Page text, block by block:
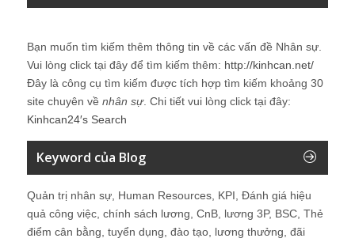
Bạn muốn tìm kiếm thêm thông tin về các vấn đề Nhân sự
Vui lòng click tại đây để tìm kiếm thêm: http://kinhcan.net/
Đây là công cụ tìm kiếm được tích hợp tìm kiếm khoảng 30
site chuyên về nhân sự. Chi tiết vui lòng click tại đây:
Kinhcan24′s Search
Keyword của Blog
Quản trị nhân sự, Human Resources, KPI, Đánh giá hiệu
quả công việc, chính sách lương, CnB, lương 3P, BSC, Thẻ
điểm cân bằng, tuyển dụng, đào tạo, lương thưởng, đãi